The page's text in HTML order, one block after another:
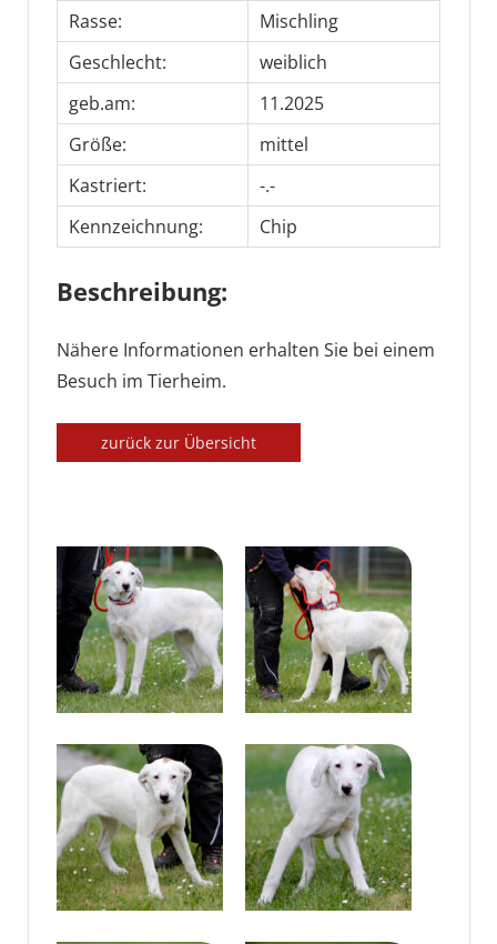
Rasse:
Mischling
Geschlecht:
weiblich
geb.am:
11.2025
Größe:
mittel
Kastriert:
-.-
Kennzeichnung:
Chip
Beschreibung:
Nähere Informationen erhalten Sie bei einem
Besuch im Tierheim.
zurück zur Übersicht